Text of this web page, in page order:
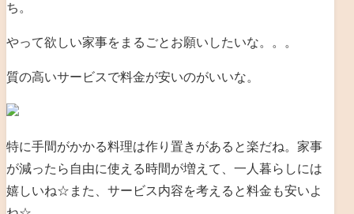
ち。
やって欲しい家事をまるごとお願いしたいな。。。
質の高いサービスで料金が安いのがいいな。
特に手間がかかる料理は作り置きがあると楽だね。家事
が減ったら自由に使える時間が増えて、一人暮らしには
嬉しいね☆また、サービス内容を考えると料金も安いよ